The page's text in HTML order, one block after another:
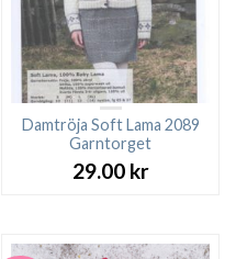
Damtröja Soft Lama 2089
Garntorget
29.00 kr